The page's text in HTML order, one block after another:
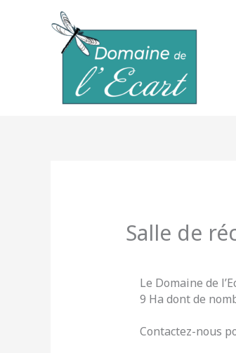
Salle de
Le Domaine de
9 Ha dont de
Contactez-nous